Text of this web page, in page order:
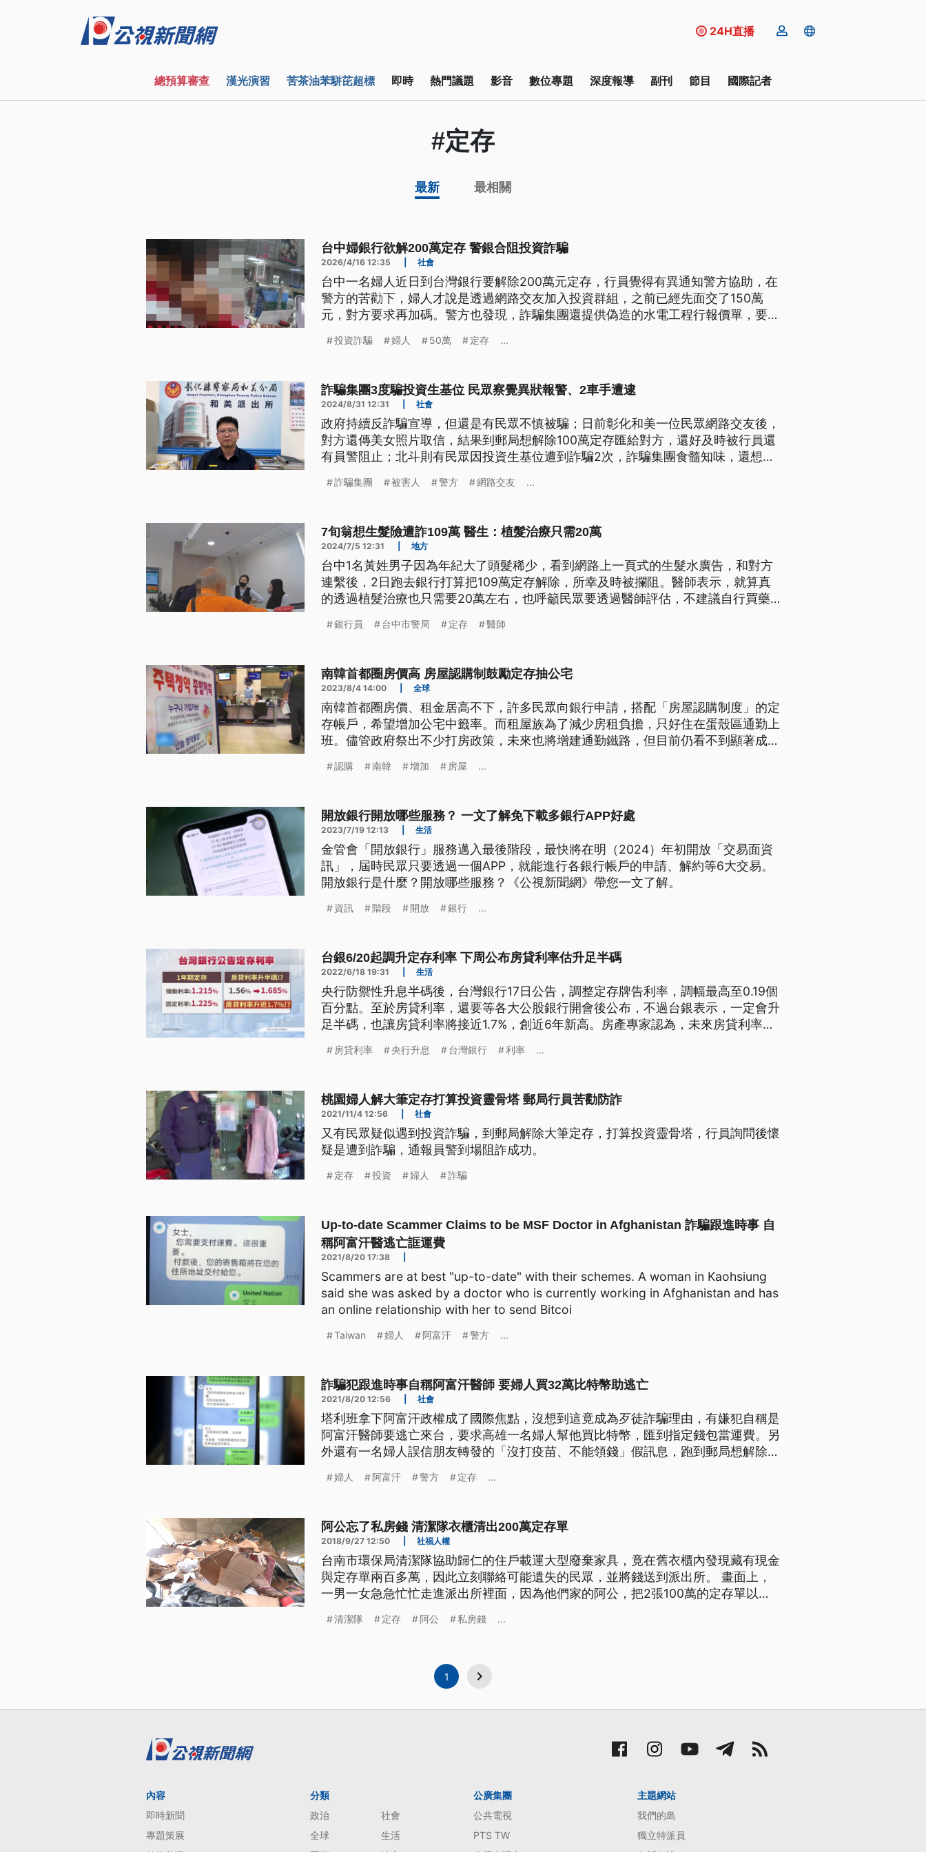
24H直播
總預算審查 漢光演習 苦茶油苯駢芘超標 即時 熱門議題 影音 數位專題 深度報導 副刊 節目 國際記者
#定存
最新 最相關
台中婦銀行欲解200萬定存 警銀合阻投資詐騙
2026/4/16 12:35 社會
台中一名婦人近日到台灣銀行要解除200萬元定存，行員覺得有異通知警方協助，在
警方的苦勸下，婦人才說是透過網路交友加入投資群組，之前已經先面交了150萬
元，對方要求再加碼。警方也發現，詐騙集團還提供偽造的水電工程行報價單，要讓
投資詐騙 婦人 50萬 定存 ...
詐騙集團3度騙投資生基位 民眾察覺異狀報警、2車手遭逮
2024/8/31 12:31 社會
政府持續反詐騙宣導，但還是有民眾不慎被騙；日前彰化和美一位民眾網路交友後，
對方還傳美女照片取信，結果到郵局想解除100萬定存匯給對方，還好及時被行員還
有員警阻止；北斗則有民眾因投資生基位遭到詐騙2次，詐騙集團食髓知味，還想騙
詐騙集團 被害人 警方 網路交友 ...
7旬翁想生髮險遭詐109萬 醫生：植髮治療只需20萬
2024/7/5 12:31 地方
台中1名黃姓男子因為年紀大了頭髮稀少，看到網路上一頁式的生髮水廣告，和對方
連繫後，2日跑去銀行打算把109萬定存解除，所幸及時被攔阻。醫師表示，就算真
的透過植髮治療也只需要20萬左右，也呼籲民眾要透過醫師評估，不建議自行買藥
銀行員 台中市警局 定存 醫師
南韓首都圈房價高 房屋認購制鼓勵定存抽公宅
2023/8/4 14:00 全球
南韓首都圈房價、租金居高不下，許多民眾向銀行申請，搭配「房屋認購制度」的定
存帳戶，希望增加公宅中籤率。而租屋族為了減少房租負擔，只好住在蛋殼區通勤上
班。儘管政府祭出不少打房政策，未來也將增建通勤鐵路，但目前仍看不到顯著成
認購 南韓 增加 房屋 ...
開放銀行開放哪些服務？ 一文了解免下載多銀行APP好處
2023/7/19 12:13 生活
金管會「開放銀行」服務邁入最後階段，最快將在明（2024）年初開放「交易面資
訊」，屆時民眾只要透過一個APP，就能進行各銀行帳戶的申請、解約等6大交易。
開放銀行是什麼？開放哪些服務？《公視新聞網》帶您一文了解。
資訊 階段 開放 銀行 ...
台銀6/20起調升定存利率 下周公布房貸利率估升足半碼
2022/6/18 19:31 生活
央行防禦性升息半碼後，台灣銀行17日公告，調整定存牌告利率，調幅最高至0.19個
百分點。至於房貸利率，還要等各大公股銀行開會後公布，不過台銀表示，一定會升
足半碼，也讓房貸利率將接近1.7%，創近6年新高。房產專家認為，未來房貸利率，
房貸利率 央行升息 台灣銀行 利率 ...
桃園婦人解大筆定存打算投資靈骨塔 郵局行員苦勸防詐
2021/11/4 12:56 社會
又有民眾疑似遇到投資詐騙，到郵局解除大筆定存，打算投資靈骨塔，行員詢問後懷
疑是遭到詐騙，通報員警到場阻詐成功。
定存 投資 婦人 詐騙
Up-to-date Scammer Claims to be MSF Doctor in Afghanistan 詐騙跟進時事 自
稱阿富汗醫逃亡誆運費
2021/8/20 17:38
Scammers are at best "up-to-date" with their schemes. A woman in Kaohsiung
said she was asked by a doctor who is currently working in Afghanistan and has
an online relationship with her to send Bitcoi
Taiwan 婦人 阿富汗 警方 ...
詐騙犯跟進時事自稱阿富汗醫師 要婦人買32萬比特幣助逃亡
2021/8/20 12:56 社會
塔利班拿下阿富汗政權成了國際焦點，沒想到這竟成為歹徒詐騙理由，有嫌犯自稱是
阿富汗醫師要逃亡來台，要求高雄一名婦人幫他買比特幣，匯到指定錢包當運費。另
外還有一名婦人誤信朋友轉發的「沒打疫苗、不能領錢」假訊息，跑到郵局想解除5
婦人 阿富汗 警方 定存 ...
阿公忘了私房錢 清潔隊衣櫃清出200萬定存單
2018/9/27 12:50 社福人權
台南市環保局清潔隊協助歸仁的住戶載運大型廢棄家具，竟在舊衣櫃內發現藏有現金
與定存單兩百多萬，因此立刻聯絡可能遺失的民眾，並將錢送到派出所。 畫面上，
一男一女急急忙忙走進派出所裡面，因為他們家的阿公，把2張100萬的定存單以及
掉，經過警察通知，趕緊來領回。 阿公媳婦表示，阿公自己的私房錢放到忘記，
清潔隊 定存 阿公 私房錢 ...
1
內容
即時新聞
專題策展
分類
政治
社會
全球
生活
公廣集團
公共電視
PTS TW
主題網站
我們的島
獨立特派員